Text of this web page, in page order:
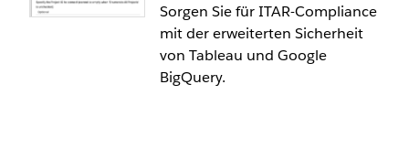
integrieren und gleichzeitig das einheitliche
Erscheinungsbild der Marke sicherstellen sowie die
Benutzerinteraktion optimieren.
Exchange-Konnektoren
Erweitern Sie Ihre Analytics mit neuen
Konnektoren von Partnern wie dbt, Databricks und
Sorgen Sie für ITAR-Compliance
mit der erweiterten Sicherheit
von Tableau und Google
BigQuery.